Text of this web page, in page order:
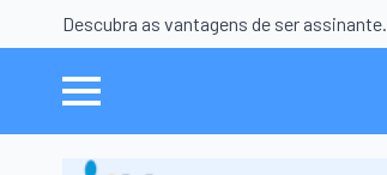
Descubra as vantagens de ser assinante.